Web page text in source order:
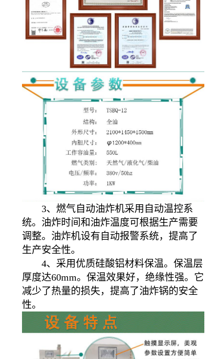
3、燃气自动油炸机采用自动温控系
统。油炸时间和油炸温度可根据生产需要
调整。油炸机设有自动报警系统，提高了
生产安全性。
4、采用优质硅酸铝材料保温。保温层
厚度达60mm。保温效果好，绝缘性强。它
减少了热量的损失，提高了油炸锅的安全
性。